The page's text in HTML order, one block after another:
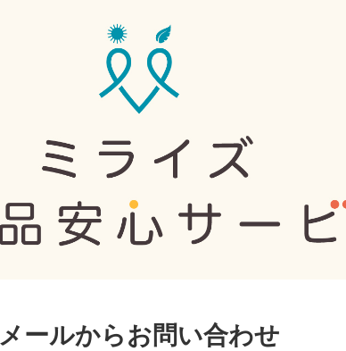
メールからお問い合わせ